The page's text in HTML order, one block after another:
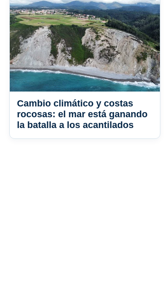
Cambio climático y costas
rocosas: el mar está ganando
la batalla a los acantilados